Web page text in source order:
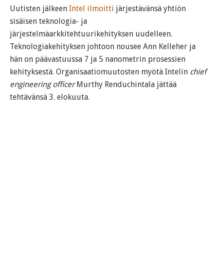
Uutisten jälkeen Intel ilmoitti järjestävänsä yhtiön
sisäisen teknologia- ja
järjestelmäarkkitehtuurikehityksen uudelleen.
Teknologiakehityksen johtoon nousee Ann Kelleher ja
hän on päävastuussa 7 ja 5 nanometrin prosessien
kehityksestä. Organisaatiomuutosten myötä Intelin chief
engineering officerMurthy Renduchintala jättää
tehtävänsä 3. elokuuta.